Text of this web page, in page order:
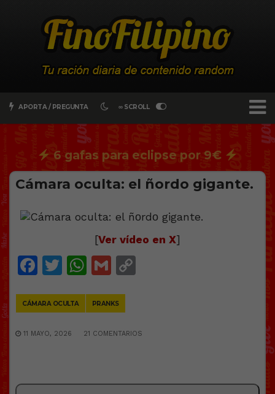
APORTA / PREGUNTA ∞ SCROLL
6 gafas para eclipse por 9€
Cámara oculta: el ñоrdо gigante.
[Ver vídeo en X]
Facebook
Twitter
WhatsApp
Gmail
CÁMARA OCULTA PRANKS
11 MAYO, 2026 21 COMENTARIOS